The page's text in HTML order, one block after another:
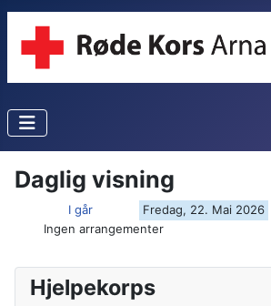
Daglig visning
I går
Fredag, 22. Mai 2026
Ingen arrangementer
Hjelpekorps